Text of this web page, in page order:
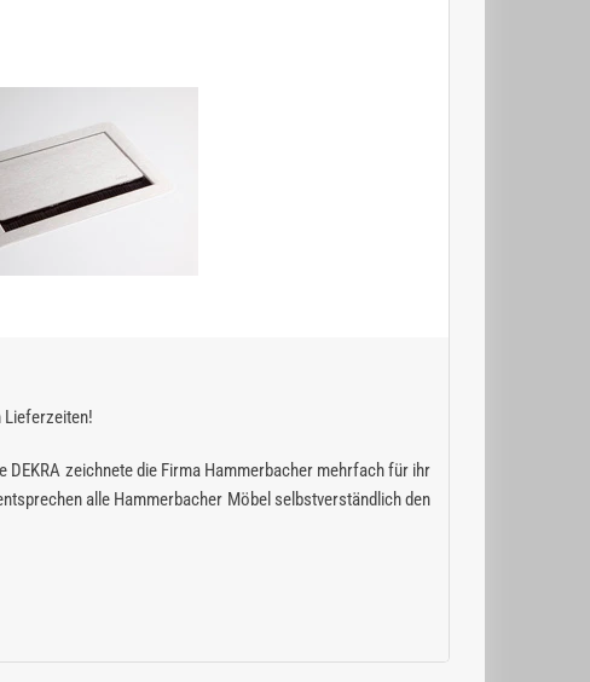
Lieferzeiten!
zeichnete die Firma Hammerbacher mehrfach für ihr
alle Hammerbacher Möbel selbstverständlich den